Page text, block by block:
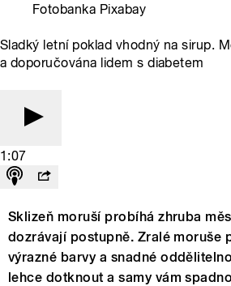
Fotobanka Pixabay
Sladký letní poklad vhodný na sirup.
a doporučována lidem s diabetem
1:07
Sklizeň moruší probíhá zhruba
dozrávají postupně. Zralé moruše
výrazné barvy a snadné
lehce dotknout a samy vám